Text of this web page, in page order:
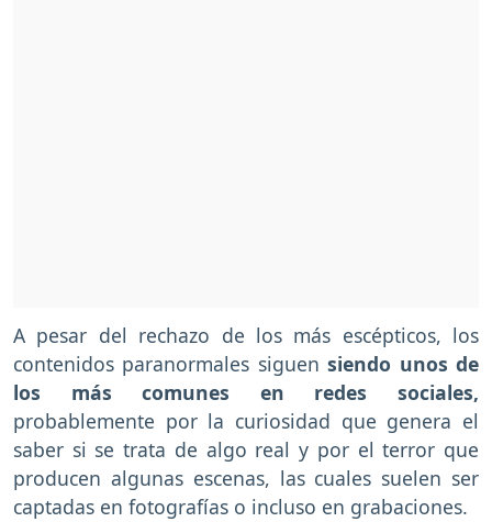
A pesar del rechazo de los más escépticos, los
contenidos paranormales siguensiendo unos de
los más comunes en redes sociales,
probablemente por la curiosidad que genera el
saber si se trata de algo real y por el terror que
producen algunas escenas, las cuales suelen ser
captadas en fotografías o incluso en grabaciones.